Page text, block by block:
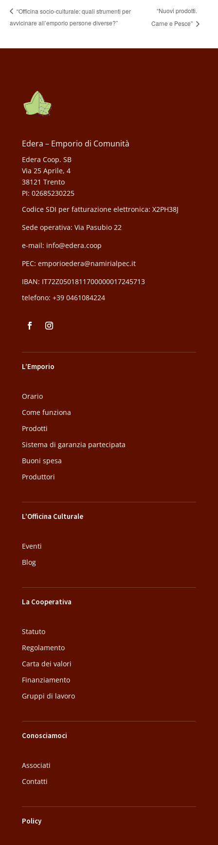
“Officina socio-culturale: quali strumenti per
avvicinare all’emporio persone diverse?”
“Nuovi prodotti.
Carne e Pesce”
Edera – Emporio di Comunità
Edera Coop. SB
Via 25 Aprile, 4
38121 Trento
PI: 02685230225
Codice SDI per fatturazione elettronica: X2PH38J
Sede operativa: Via Pasubio 22
e-mail: info@edera.coop
PEC: emporioedera@namirialpec.it
IBAN: IT72Z0501811700000017245713
telefono: +39 0461084224
L’Emporio
Orario
Come funziona
Prodotti
Sistema di garanzia partecipata
Buoni spesa
Produttori
L’Officina Culturale
Eventi
Blog
La Cooperativa
Statuto
Regolamento
Carta dei valori
Finanziamento
Gruppi di lavoro
Conosciamoci
Associati
Contatti
Policy